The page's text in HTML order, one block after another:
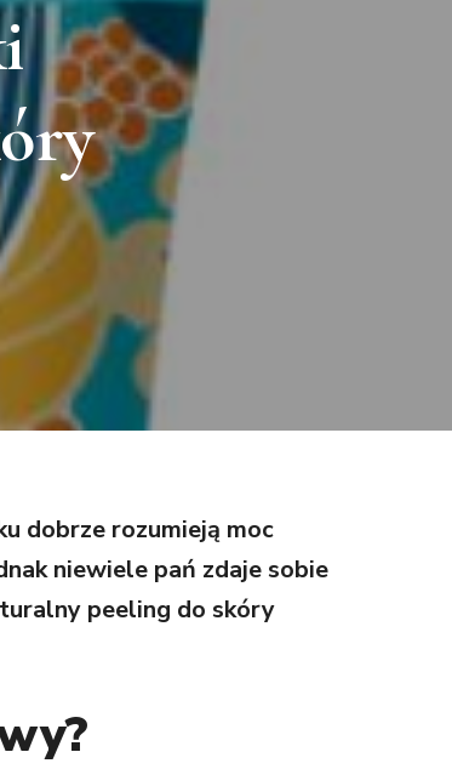
dobrze rozumieją moc
niewiele pań zdaje sobie
peeling do skóry